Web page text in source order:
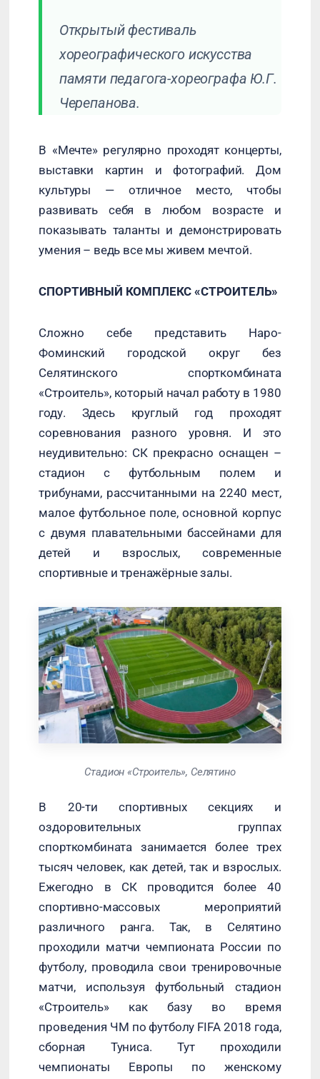
Открытый фестиваль
хореографического искусства
памяти педагога-хореографа Ю.Г.
Черепанова.
В «Мечте» регулярно проходят концерты,
выставки картин и фотографий. Дом
культуры — отличное место, чтобы
развивать себя в любом возрасте и
показывать таланты и демонстрировать
умения – ведь все мы живем мечтой.
СПОРТИВНЫЙ КОМПЛЕКС «СТРОИТЕЛЬ»
Сложно себе представить Наро-
Фоминский городской округ без
Селятинского спорткомбината
«Строитель», который начал работу в 1980
году. Здесь круглый год проходят
соревнования разного уровня. И это
неудивительно: СК прекрасно оснащен –
стадион с футбольным полем и
трибунами, рассчитанными на 2240 мест,
малое футбольное поле, основной корпус
с двумя плавательными бассейнами для
детей и взрослых, современные
спортивные и тренажёрные залы.
Стадион «Строитель», Селятино
В 20-ти спортивных секциях и
оздоровительных группах
спорткомбината занимается более трех
тысяч человек, как детей, так и взрослых.
Ежегодно в СК проводится более 40
спортивно-массовых мероприятий
различного ранга. Так, в Селятино
проходили матчи чемпионата России по
футболу, проводила свои тренировочные
матчи, используя футбольный стадион
«Строитель» как базу во время
проведения ЧМ по футболу FIFA 2018 года,
сборная Туниса. Тут проходили
чемпионаты Европы по женскому